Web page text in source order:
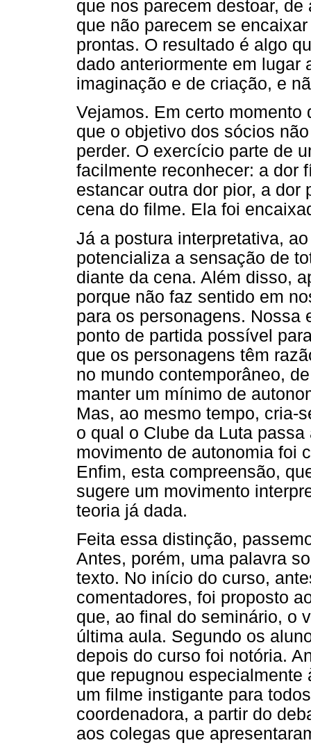
que nos parecem destoar,
que não parecem se
prontas. O resultado é algo
dado anteriormente em lugar
imaginação e de criação, e
Vejamos. Em certo momento
que o objetivo dos sócios
perder. O exercício parte de
facilmente reconhecer: a dor
estancar outra dor pior, a
cena do filme. Ela foi
Já a postura interpretativa,
potencializa a sensação de
diante da cena. Além disso,
porque não faz sentido em
para os personagens. Nossa
ponto de partida possível
que os personagens têm
no mundo contemporâneo,
manter um mínimo de
Mas, ao mesmo tempo, cria-
o qual o Clube da Luta
movimento de autonomia foi
Enfim, esta compreensão,
sugere um movimento
teoria já dada.
Feita essa distinção,
Antes, porém, uma palavra
texto. No início do curso,
comentadores, foi proposto
que, ao final do seminário, o
última aula. Segundo os
depois do curso foi notória.
que repugnou
um filme instigante para
coordenadora, a partir do
aos colegas que